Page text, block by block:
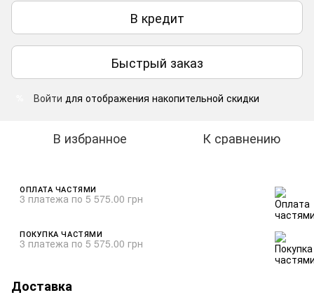
В кредит
Быстрый заказ
Войти для отображения накопительной скидки
В избранное К сравнению
ОПЛАТА ЧАСТЯМИ
3 платежа по 5 575.00 грн
ПОКУПКА ЧАСТЯМИ
3 платежа по 5 575.00 грн
Доставка